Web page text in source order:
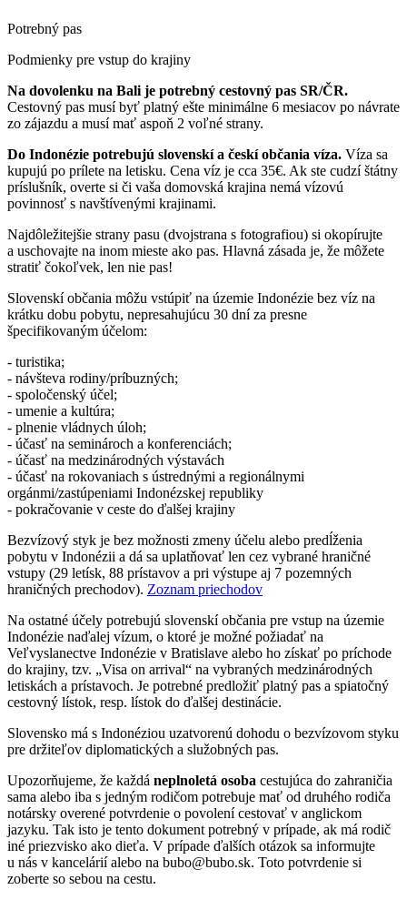
Potrebný pas
Podmienky pre vstup do krajiny
Na dovolenku na Bali je potrebný cestovný pas SR/ČR.
Cestovný pas musí byť platný ešte minimálne 6 mesiacov po návrate
zo zájazdu a musí mať aspoň 2 voľné strany.
Do Indonézie potrebujú slovenskí a českí občania víza. Víza sa
kupujú po prílete na letisku. Cena víz je cca 35€. Ak ste cudzí štátny
príslušník, overte si či vaša domovská krajina nemá vízovú
povinnosť s navštívenými krajinami.
Najdôležitejšie strany pasu (dvojstrana s fotografiou) si okopírujte
a uschovajte na inom mieste ako pas. Hlavná zásada je, že môžete
stratiť čokoľvek, len nie pas!
Slovenskí občania môžu vstúpiť na územie Indonézie bez víz na
krátku dobu pobytu, nepresahujúcu 30 dní za presne
špecifikovaným účelom:
- turistika;
- návšteva rodiny/príbuzných;
- spoločenský účel;
- umenie a kultúra;
- plnenie vládnych úloh;
- účasť na seminároch a konferenciách;
- účasť na medzinárodných výstavách
- účasť na rokovaniach s ústrednými a regionálnymi
orgánmi/zastúpeniami Indonézskej republiky
- pokračovanie v ceste do ďalšej krajiny
Bezvízový styk je bez možnosti zmeny účelu alebo predĺženia
pobytu v Indonézii a dá sa uplatňovať len cez vybrané hraničné
vstupy (29 letísk, 88 prístavov a pri výstupe aj 7 pozemných
hraničných prechodov). Zoznam priechodov
Na ostatné účely potrebujú slovenskí občania pre vstup na územie
Indonézie naďalej vízum, o ktoré je možné požiadať na
Veľvyslanectve Indonézie v Bratislave alebo ho získať po príchode
do krajiny, tzv. „Visa on arrival“ na vybraných medzinárodných
letiskách a prístavoch. Je potrebné predložiť platný pas a spiatočný
cestovný lístok, resp. lístok do ďalšej destinácie.
Slovensko má s Indonéziou uzatvorenú dohodu o bezvízovom styku
pre držiteľov diplomatických a služobných pas.
Upozorňujeme, že každá neplnoletá osoba cestujúca do zahraničia
sama alebo iba s jedným rodičom potrebuje mať od druhého rodiča
notársky overené potvrdenie o povolení cestovať v anglickom
jazyku. Tak isto je tento dokument potrebný v prípade, ak má rodič
iné priezvisko ako dieťa. V prípade ďalších otázok sa informujte
u nás v kancelárií alebo na bubo@bubo.sk. Toto potvrdenie si
zoberte so sebou na cestu.